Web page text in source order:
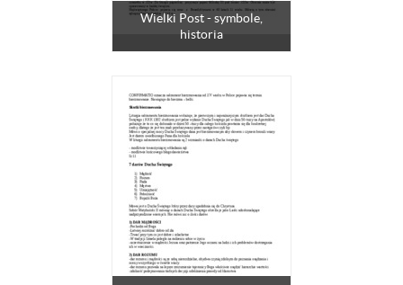
Wielki Post - symbole,
historia